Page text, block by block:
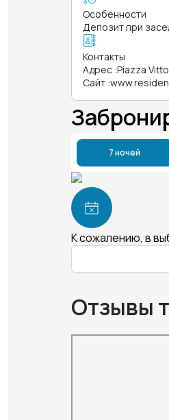
Особенности
Депозит при
Контакты
Адрес :Piazza
Сайт :
7 ночей
К сожалению, в
Отзывы